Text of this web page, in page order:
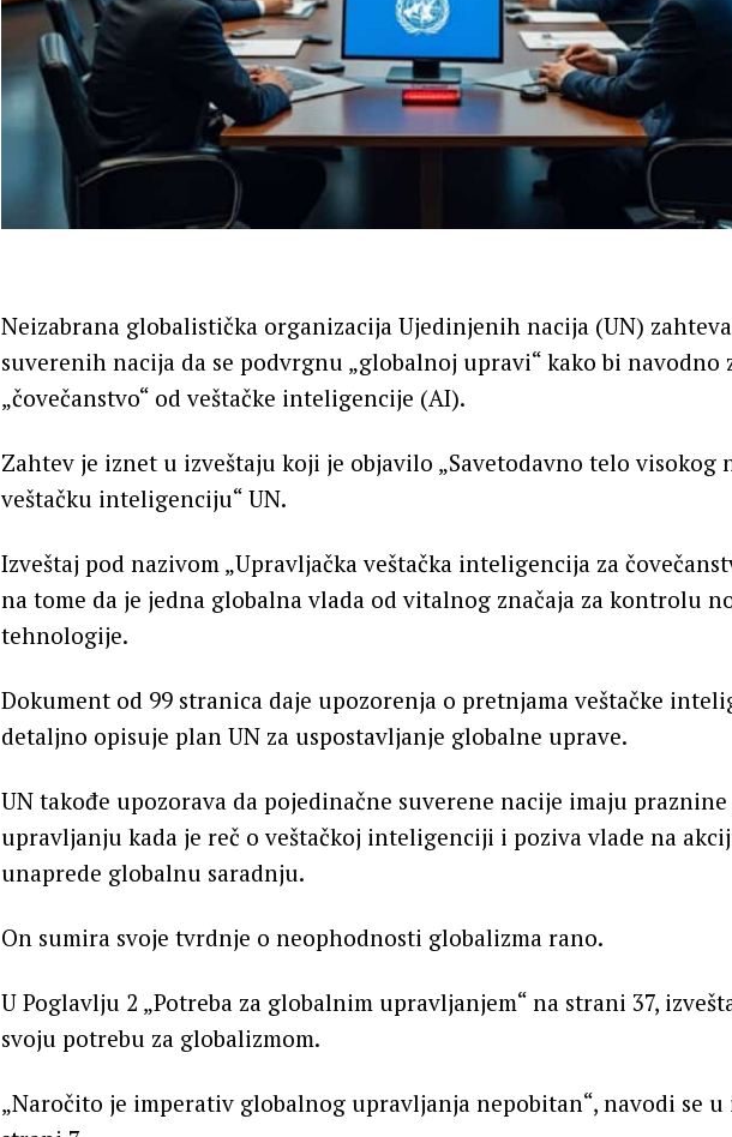
Neizabrana globalistička organizacija Ujedinjenih nacija (UN)
suverenih nacija da se podvrgnu „globalnoj upravi“ kako bi navodno
„čovečanstvo“ od veštačke inteligencije (AI).
Zahtev je iznet u izveštaju koji je objavilo „Savetodavno telo visokog
veštačku inteligenciju“ UN.
Izveštaj pod nazivom „Upravljačka veštačka inteligencija za
na tome da je jedna globalna vlada od vitalnog značaja za kontrolu
tehnologije.
Dokument od 99 stranica daje upozorenja o pretnjama veštačke
detaljno opisuje plan UN za uspostavljanje globalne uprave.
UN takođe upozorava da pojedinačne suverene nacije imaju
upravljanju kada je reč o veštačkoj inteligenciji i poziva vlade na
unaprede globalnu saradnju.
On sumira svoje tvrdnje o neophodnosti globalizma rano.
U Poglavlju 2 „Potreba za globalnim upravljanjem“ na strani 37,
svoju potrebu za globalizmom.
„Naročito je imperativ globalnog upravljanja nepobitan“, navodi se u